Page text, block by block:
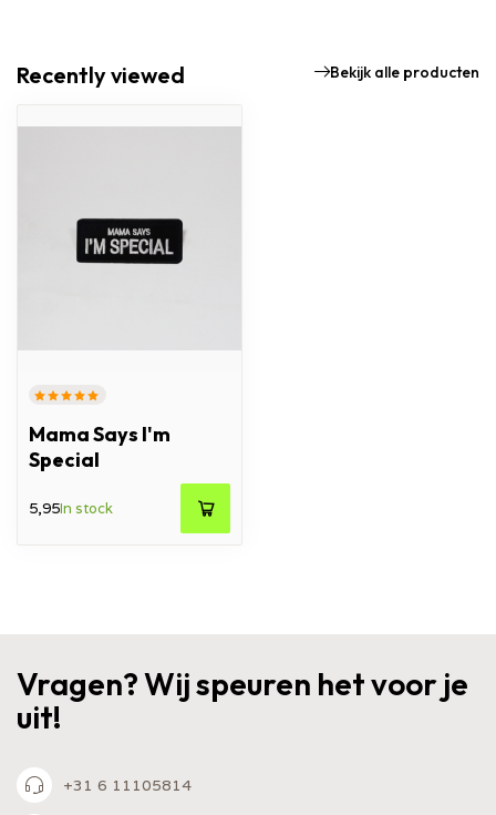
Recently viewed Bekijk alle producten
Mama Says I'm
Special
5,95In stock
Vragen? Wij speuren het voor je
uit!
+31 6 11105814